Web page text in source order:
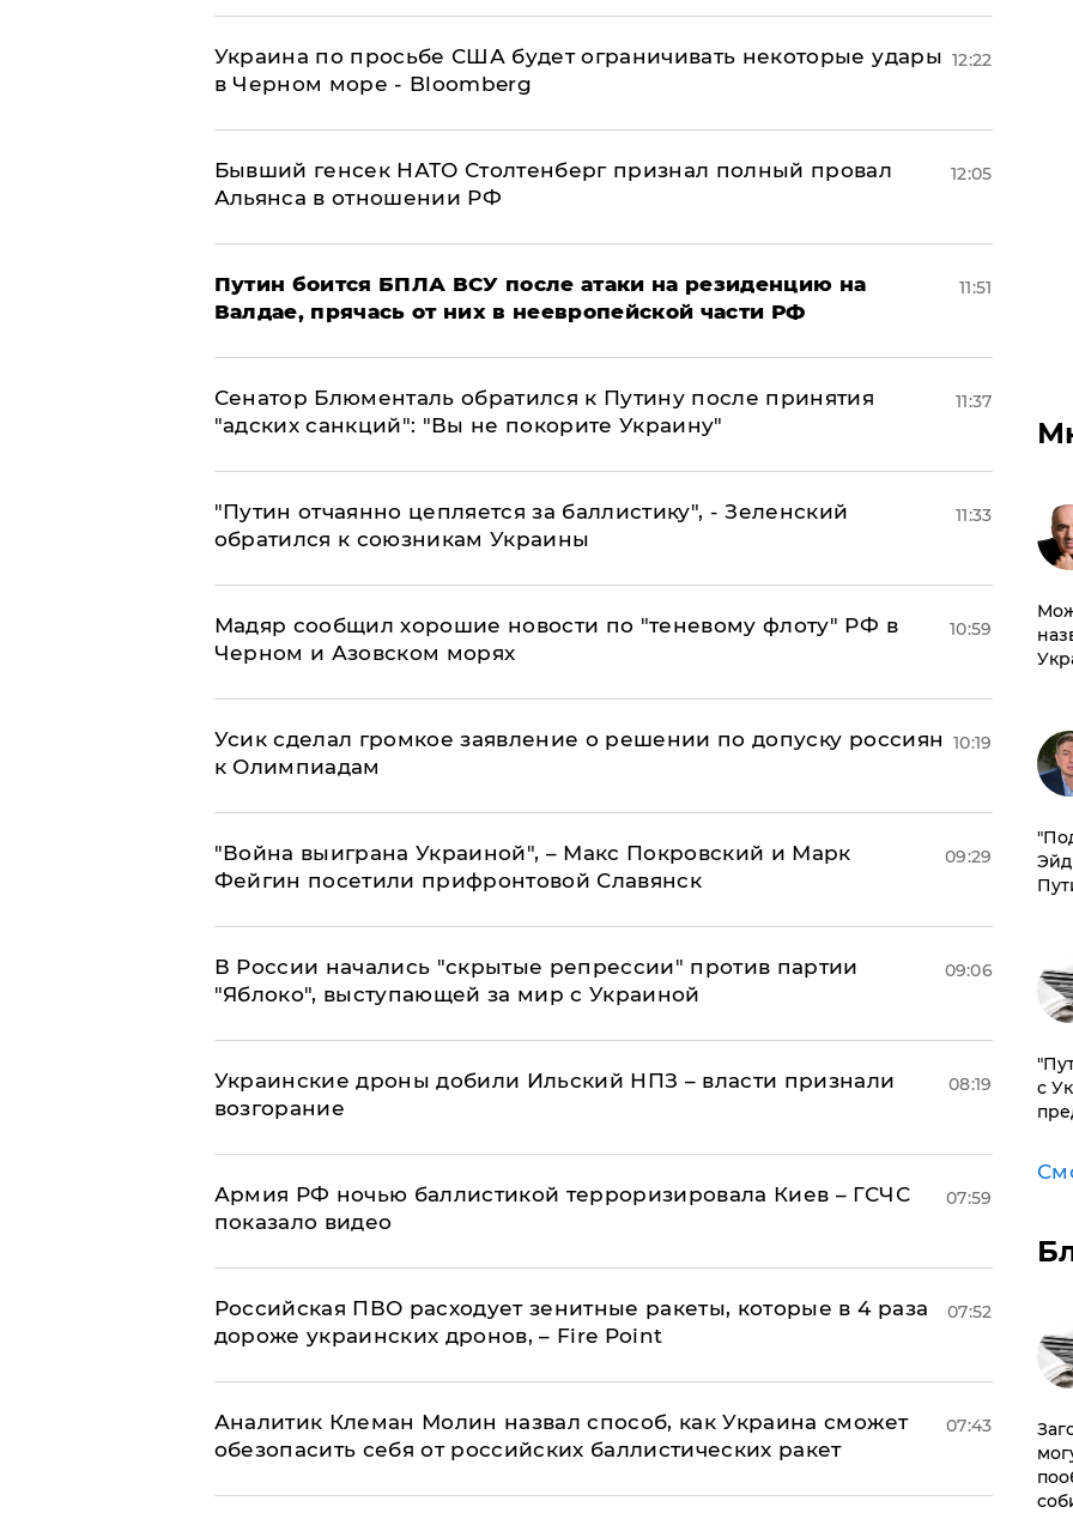
Украина по просьбе США будет ограничивать некоторые удары
в Черном море - Bloomberg
12:22
Бывший генсек НАТО Столтенберг признал полный провал
Альянса в отношении РФ
12:05
Путин боится БПЛА ВСУ после атаки на резиденцию на
Валдае, прячась от них в неевропейской части РФ
11:51
Сенатор Блюменталь обратился к Путину после принятия
"адских санкций": "Вы не покорите Украину"
11:37
"Путин отчаянно цепляется за баллистику", - Зеленский
обратился к союзникам Украины
11:33
Мадяр сообщил хорошие новости по "теневому флоту" РФ в
Черном и Азовском морях
10:59
Усик сделал громкое заявление о решении по допуску россиян
к Олимпиадам
10:19
"Война выиграна Украиной", – Макс Покровский и Марк
Фейгин посетили прифронтовой Славянск
09:29
В России начались "скрытые репрессии" против партии
"Яблоко", выступающей за мир с Украиной
09:06
Украинские дроны добили Ильский НПЗ – власти признали
возгорание
08:19
Армия РФ ночью баллистикой терроризировала Киев – ГСЧС
показало видео
07:59
Российская ПВО расходует зенитные ракеты, которые в 4 раза
дороже украинских дронов, – Fire Point
07:52
Аналитик Клеман Молин назвал способ, как Украина сможет
обезопасить себя от российских баллистических ракет
07:43
с